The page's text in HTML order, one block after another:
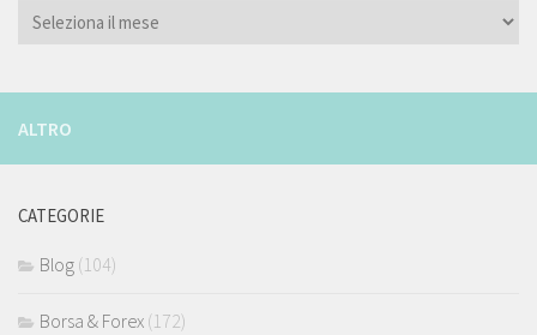
ARCHIVIO
ALTRO
CATEGORIE
Blog (104)
Borsa & Forex (172)